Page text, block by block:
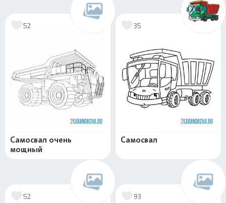
52
Самосвал очень
мощный
35
Самосвал
52 93